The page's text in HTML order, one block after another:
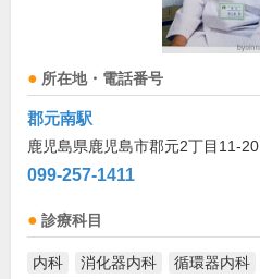
所在地・電話番号
郡元南駅
鹿児島県鹿児島市郡元2丁目11-20
099-257-1411
診療科目
内科 消化器内科 循環器内科